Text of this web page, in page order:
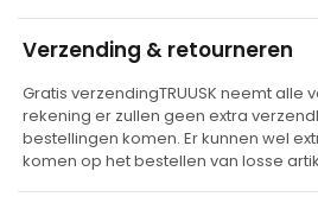
e
Verzending & retourneren
Gratis verzendingTRUUSK neemt alle
rekening er zullen geen extra
bestellingen komen. Er kunnen wel
komen op het bestellen van losse